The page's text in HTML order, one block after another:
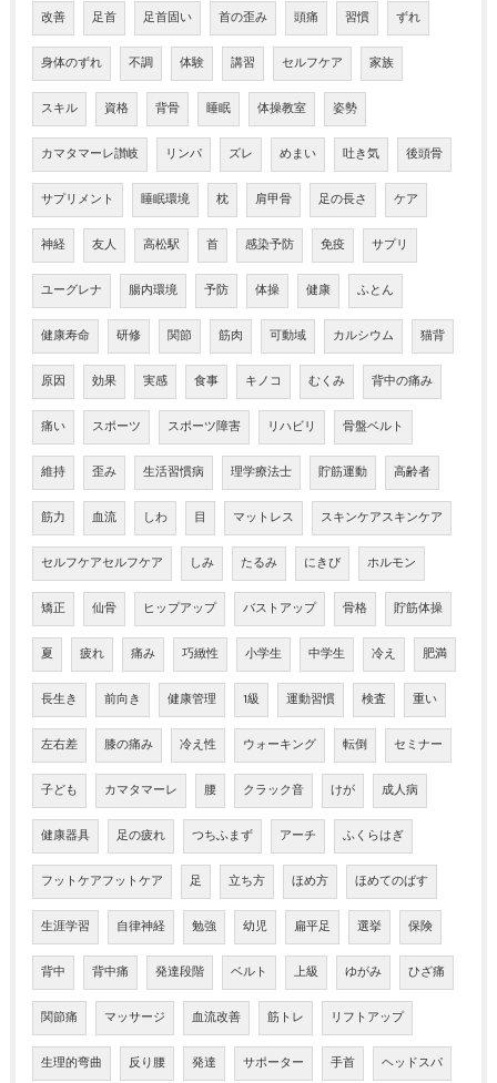
改善 足首 足首固い 首の歪み 頭痛 習慣 ずれ
身体のずれ 不調 体験 講習 セルフケア 家族
スキル 資格 背骨 睡眠 体操教室 姿勢
カマタマーレ讃岐 リンパ ズレ めまい 吐き気 後頭骨
サプリメント 睡眠環境 枕 肩甲骨 足の長さ ケア
神経 友人 高松駅 首 感染予防 免疫 サプリ
ユーグレナ 腸内環境 予防 体操 健康 ふとん
健康寿命 研修 関節 筋肉 可動域 カルシウム 猫背
原因 効果 実感 食事 キノコ むくみ 背中の痛み
痛い スポーツ スポーツ障害 リハビリ 骨盤ベルト
維持 歪み 生活習慣病 理学療法士 貯筋運動 高齢者
筋力 血流 しわ 目 マットレス スキンケアスキンケア
セルフケアセルフケア しみ たるみ にきび ホルモン
矯正 仙骨 ヒップアップ バストアップ 骨格 貯筋体操
夏 疲れ 痛み 巧緻性 小学生 中学生 冷え 肥満
長生き 前向き 健康管理 1級 運動習慣 検査 重い
左右差 膝の痛み 冷え性 ウォーキング 転倒 セミナー
子ども カマタマーレ 腰 クラック音 けが 成人病
健康器具 足の疲れ つちふまず アーチ ふくらはぎ
フットケアフットケア 足 立ち方 ほめ方 ほめてのばす
生涯学習 自律神経 勉強 幼児 扁平足 選挙 保険
背中 背中痛 発達段階 ベルト 上級 ゆがみ ひざ痛
関節痛 マッサージ 血流改善 筋トレ リフトアップ
生理的弯曲 反り腰 発達 サポーター 手首 ヘッドスパ